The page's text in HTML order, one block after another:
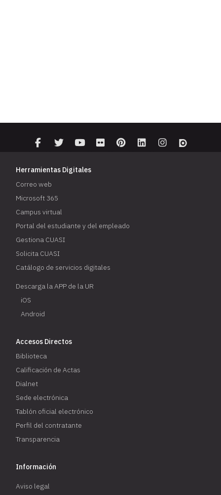
Herramientas Digitales
Correo web
Microsoft 365
Campus virtual
Portal del estudiante y del empleado
Gestiona CUASI
Solicita CUASI
Catálogo de servicios digitales
Descarga la APP de la UR
iOS
Android
Accesos Directos
Biblioteca
Calificación de Actas
Dialnet
Sede electrónica
Tablón oficial electrónico
Perfil del contratante
Transparencia
Información
Aviso legal